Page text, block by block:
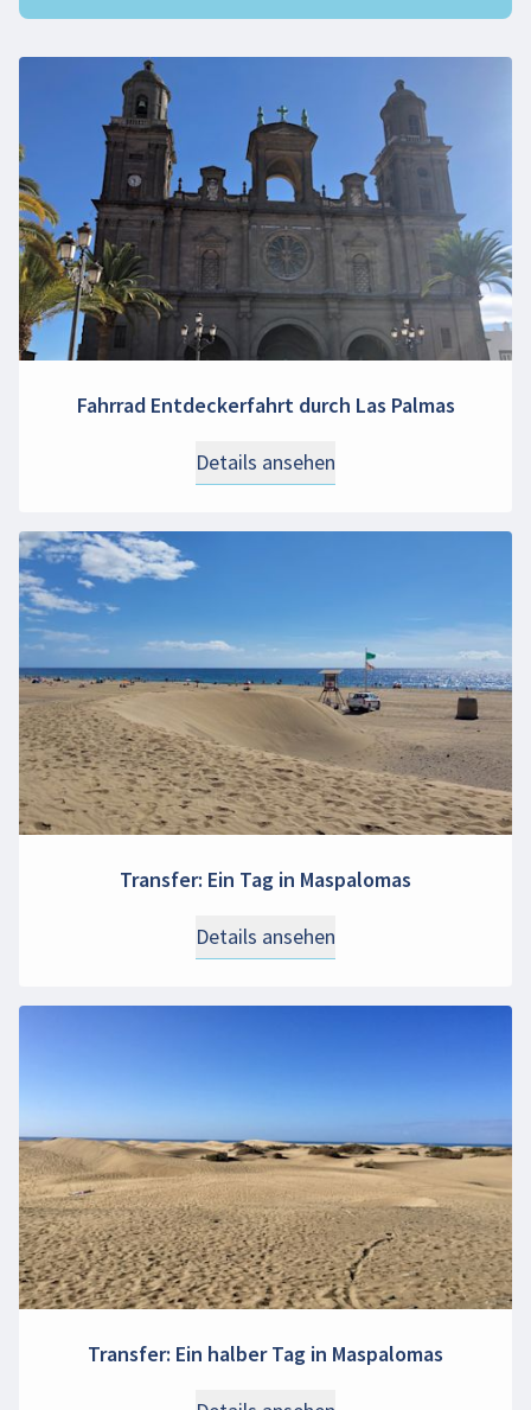
Fahrrad Entdeckerfahrt durch Las Palmas
Details ansehen
Transfer: Ein Tag in Maspalomas
Details ansehen
Transfer: Ein halber Tag in Maspalomas